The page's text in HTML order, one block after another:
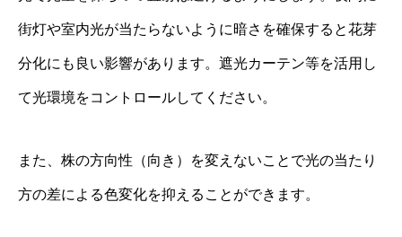
街灯や室内光が当たらないように暗さを確保すると花芽
分化にも良い影響があります。遮光カーテン等を活用し
て光環境をコントロールしてください。
また、株の方向性（向き）を変えないことで光の当たり
方の差による色変化を抑えることができます。